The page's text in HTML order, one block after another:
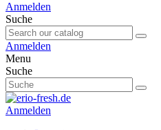
Anmelden
Suche
Anmelden
Menu
Suche
Anmelden